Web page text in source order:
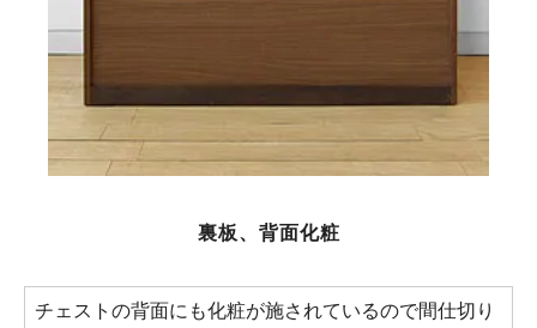
裏板、背面化粧
チェストの背面にも化粧が施されているので間仕切り